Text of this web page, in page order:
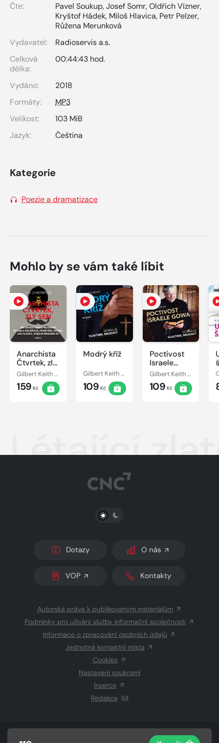
Čte:
Pavel Soukup,Josef Somr,Oldřich Vízner,
Kryštof Hádek, Miloš Hlavica, Petr Pelzer,
Růžena Merunková
Vydavatel:
Radioservis a.s.
Celková
délka:
00:44:43 hod.
Vydáno:
2018
Formáty:
MP3
Velikost:
103 MiB
Jazyk:
Čeština
Kategorie
Poezie a dramatizace
Mohlo by se vám také líbit
Anarchista
Čtvrtek, zlý
sen
Gilbert Keith Chesterton
159 Kč
Modrý kříž
Gilbert Keith Chesterton
109 Kč
Poctivost
Israele
Gowa
Gilbert Keith Chesterton
109 Kč
Létající
PŘEPNOUT SVĚTLÝ/TMAVÝ REŽIM
Dotazy O nás
VOP Kontakty
Autorská práva k publikovaným materiálům
Podmínky pro užívání služby informační společnosti
Informace o zpracování osobních údajů
Jednotná kontaktní místa
Cookies
Nastavení soukromí
Inzerce
Redakce
CZECH NEWS CENTER a.s.a dodavatelé